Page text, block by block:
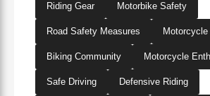
Riding Gear Motorbike Safety
Road Safety Measures Motorcycle
Biking Community Motorcycle
Safe Driving Defensive Riding